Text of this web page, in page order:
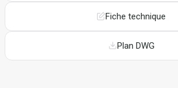
Fiche technique
Plan DWG